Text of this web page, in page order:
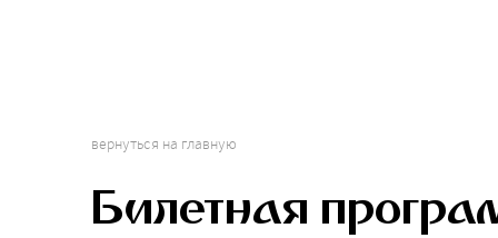
вернуться на главную
Билетная